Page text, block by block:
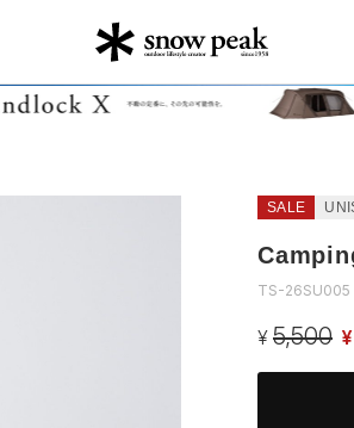
SALE
TS-26SU005
¥ 5,500 ¥